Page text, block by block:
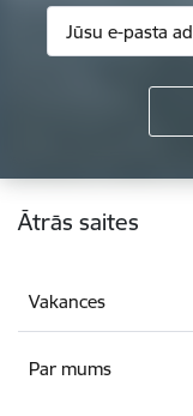
Kājene
Ātrās saites
Vakances
Par mums